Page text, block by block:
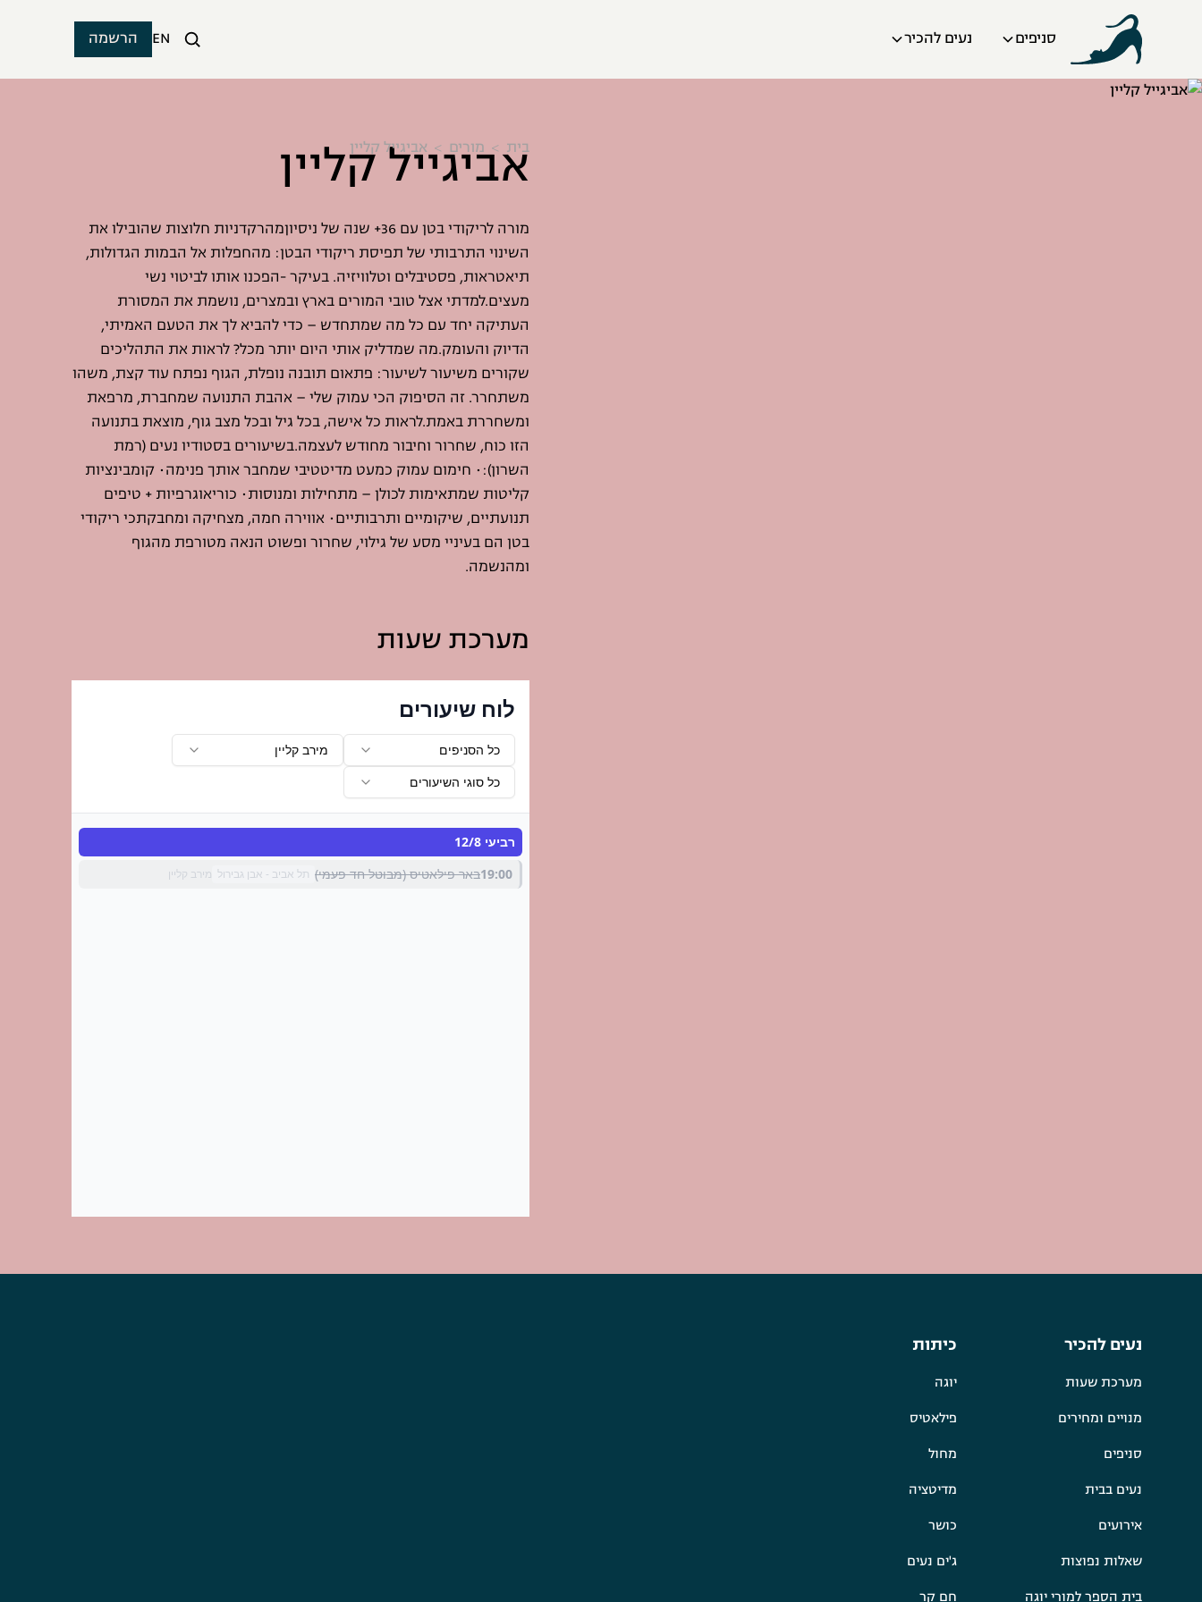
סניפים נעים להכיר EN הרשמה
בית מורים אביגייל קליין
אביגייל קליין
מורה לריקודי בטן עם 36+ שנה של ניסיוןמהרקדניות חלוצות שהובילו את
השינוי התרבותי של תפיסת ריקודי הבטן: מהחפלות אל הבמות הגדולות,
תיאטראות, פסטיבלים וטלוויזיה. בעיקר -הפכנו אותו לביטוי נשי
מעצים.למדתי אצל טובי המורים בארץ ובמצרים, נושמת את המסורת
העתיקה יחד עם כל מה שמתחדש – כדי להביא לך את הטעם האמיתי,
הדיוק והעומק.מה שמדליק אותי היום יותר מכל? לראות את התהליכים
שקורים משיעור לשיעור: פתאום תובנה נופלת, הגוף נפתח עוד קצת, משהו
משתחרר. זה הסיפוק הכי עמוק שלי – אהבת התנועה שמחברת, מרפאת
ומשחררת באמת.לראות כל אישה, בכל גיל ובכל מצב גוף, מוצאת בתנועה
הזו כוח, שחרור וחיבור מחודש לעצמה.בשיעורים בסטודיו נעים (רמת
השרון):• חימום עמוק כמעט מדיטטיבי שמחבר אותך פנימה• קומבינציות
קליטות שמתאימות לכולן – מתחילות ומנוסות• כוריאוגרפיות + טיפים
תנועתיים, שיקומיים ותרבותיים• אווירה חמה, מצחיקה ומחבקתכי ריקודי
בטן הם בעיניי מסע של גילוי, שחרור ופשוט הנאה מטורפת מהגוף
ומהנשמה.
מערכת שעות
נעים להכיר
מערכת שעות
מנויים ומחירים
סניפים
נעים בבית
אירועים
שאלות נפוצות
בית הספר למורי יוגה
כיתות
יוגה
פילאטיס
מחול
מדיטציה
כושר
ג'ים נעים
חם קר